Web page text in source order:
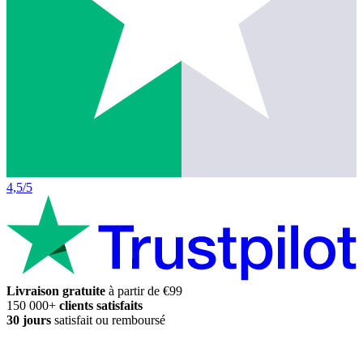
4,5/5
Livraison gratuite à partir de €99
150 000+ clients satisfaits
30 jours satisfait ou remboursé